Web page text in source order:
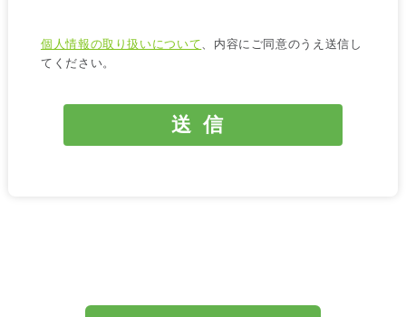
個人情報の取り扱いについて、内容にご同意のうえ送信し
てください。